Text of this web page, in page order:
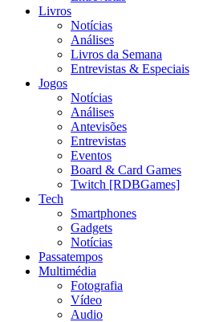
Livros
Notícias
Análises
Livros da Semana
Entrevistas & Especiais
Jogos
Notícias
Análises
Antevisões
Entrevistas
Eventos
Board & Card Games
Twitch [RDBGames]
Tech
Smartphones
Gadgets
Notícias
Passatempos
Multimédia
Fotografia
Vídeo
Audio